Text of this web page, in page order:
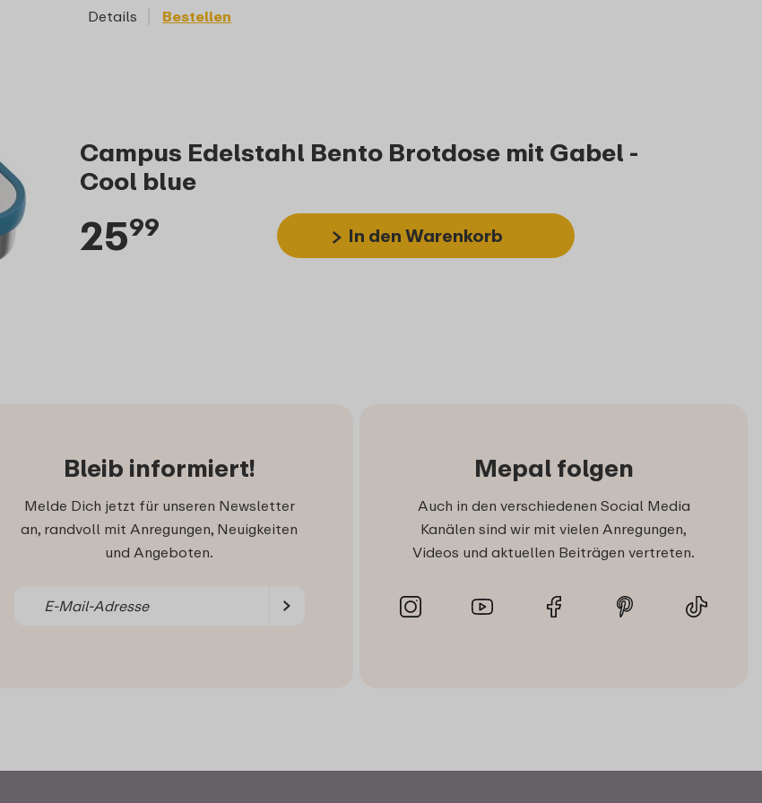
Details Bestellen
Campus Edelstahl Bento Brotdose mit Gabel -
Cool blue
2599 In den Warenkorb
Bleib informiert!
Melde Dich jetzt für unseren Newsletter
an, randvoll mit Anregungen, Neuigkeiten
und Angeboten.
Mepal folgen
Auch in den verschiedenen Social Media
Kanälen sind wir mit vielen Anregungen,
Videos und aktuellen Beiträgen vertreten.